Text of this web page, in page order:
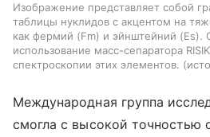
Изображение представляет собой
таблицы нуклидов с акцентом на
как фермий (Fm) и эйнштейний (Es).
использование масс-сепаратора
спектроскопии этих элементов.
Международная группа
смогла с высокой точностью